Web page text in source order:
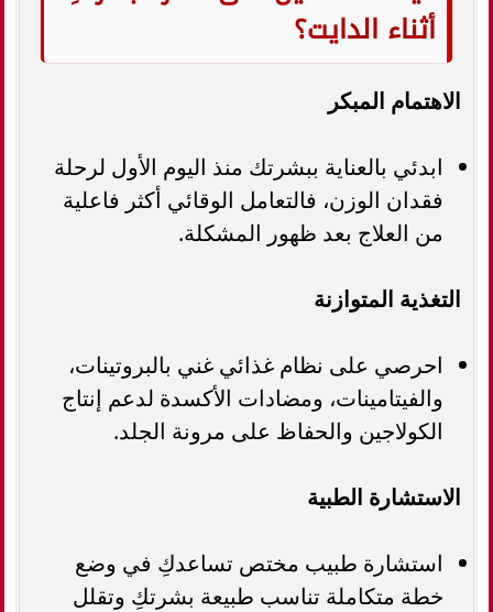
أثناء الدايت؟
الاهتمام المبكر
ابدئي بالعناية ببشرتك منذ اليوم الأول لرحلة
فقدان الوزن، فالتعامل الوقائي أكثر فاعلية
من العلاج بعد ظهور المشكلة.
التغذية المتوازنة
احرصي على نظام غذائي غني بالبروتينات،
والفيتامينات، ومضادات الأكسدة لدعم إنتاج
الكولاجين والحفاظ على مرونة الجلد.
الاستشارة الطبية
استشارة طبيب مختص تساعدكِ في وضع
خطة متكاملة تناسب طبيعة بشرتكِ وتقلل